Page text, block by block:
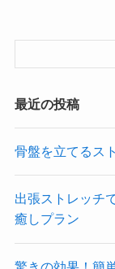
最近の投稿
骨盤を立てるス
出張ストレッチ
癒しプラン